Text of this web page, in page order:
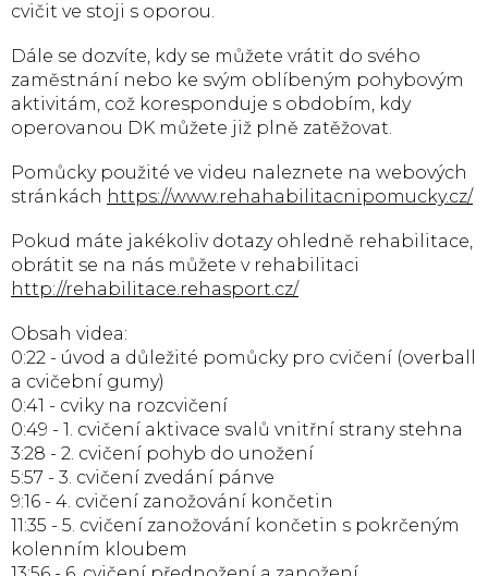
cvičit ve stoji s oporou.
Dále se dozvíte, kdy se můžete vrátit do svého
zaměstnání nebo ke svým oblíbeným pohybovým
aktivitám, což koresponduje s obdobím, kdy
operovanou DK můžete již plně zatěžovat.
Pomůcky použité ve videu naleznete na webových
stránkách https://www.rehahabilitacnipomucky.cz/
Pokud máte jakékoliv dotazy ohledně rehabilitace,
obrátit se na nás můžete v rehabilitaci
http://rehabilitace.rehasport.cz/
Obsah videa:
0:22 - úvod a důležité pomůcky pro cvičení (overball
a cvičební gumy)
0:41 - cviky na rozcvičení
0:49 - 1. cvičení aktivace svalů vnitřní strany stehna
3:28 - 2. cvičení pohyb do unožení
5:57 - 3. cvičení zvedání pánve
9:16 - 4. cvičení zanožování končetin
11:35 - 5. cvičení zanožování končetin s pokrčeným
kolenním kloubem